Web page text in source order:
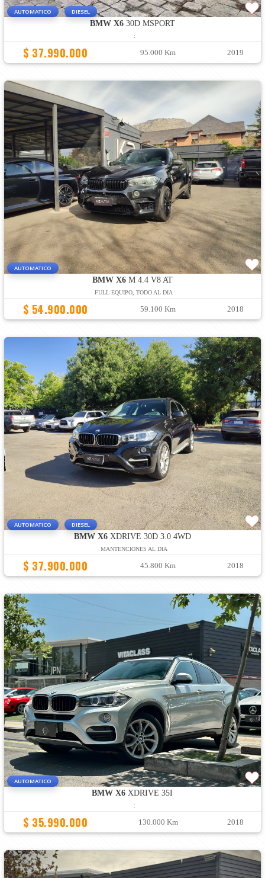
AUTOMATICO DIESEL
BMW X630D MSPORT
:
$ 37.990.000 95.000 Km 2019
AUTOMATICO
BMW X6M 4.4 V8 AT
FULL EQUIPO, TODO AL DIA
$ 54.900.000 59.100 Km 2018
AUTOMATICO DIESEL
BMW X6XDRIVE 30D 3.0 4WD
MANTENCIONES AL DIA
$ 37.900.000 45.800 Km 2018
AUTOMATICO
BMW X6 XDRIVE 35I
:
$ 35.990.000 130.000 Km 2018